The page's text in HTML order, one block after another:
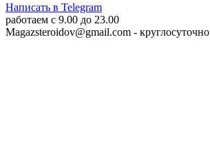
Написать в Telegram
работаем c 9.00 до 23.00
Magazsteroidov@gmail.com - круглосуточно